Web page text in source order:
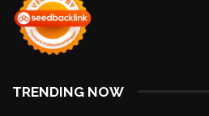
TRENDING NOW